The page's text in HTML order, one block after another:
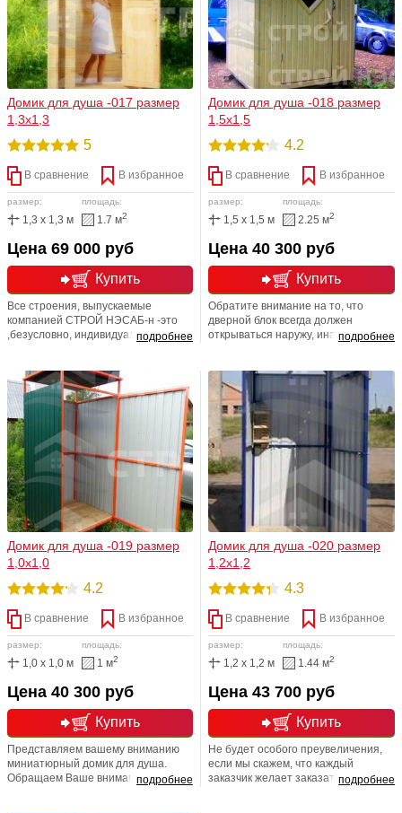
Домик для душа -017 размер
1,3х1,3
5
В сравнение В избранное
размер:
1,3 x 1,3 м
площадь:
1.7 м2
Купить
Цена 69 000 руб
подробнее
Все строения, выпускаемые
компанией СТРОЙ НЭСАБ-н -это
,безусловно, индивидуальность и
остальные. Прекрасное
дизайнерское решение, в котором
уже сочетается все: и прекрасный
дизайн и не менее
привлекательная начинка, которая
будет радовать Вас многие года
Домик для душа -018 размер
1,5х1,5
4.2
В сравнение В избранное
размер:
1,5 x 1,5 м
площадь:
2.25 м2
Купить
Цена 40 300 руб
подробнее
Обратите внимание на то, что
дверной блок всегда должен
открываться наружу, иначе вход в
внимание и световому окну, чтобы
днем избежать необходимости
включать свет. Экономика должна
быть экономной
Домик для душа -019 размер
1,0х1,0
4.2
В сравнение В избранное
размер:
1,0 x 1,0 м
площадь:
1 м2
Купить
Цена 40 300 руб
подробнее
Представляем вашему вниманию
миниатюрный домик для душа.
Обращаем Ваше внимание на то,
Домик для душа -020 размер
1,2х1,2
4.3
В сравнение В избранное
размер:
1,2 x 1,2 м
площадь:
1.44 м2
Купить
Цена 43 700 руб
подробнее
Не будет особого преувеличения,
если мы скажем, что каждый
заказчик желает заказать домик для